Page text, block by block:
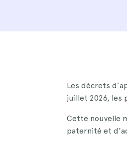
Les décrets
juillet 2026, les
Cette nouvelle
paternité et